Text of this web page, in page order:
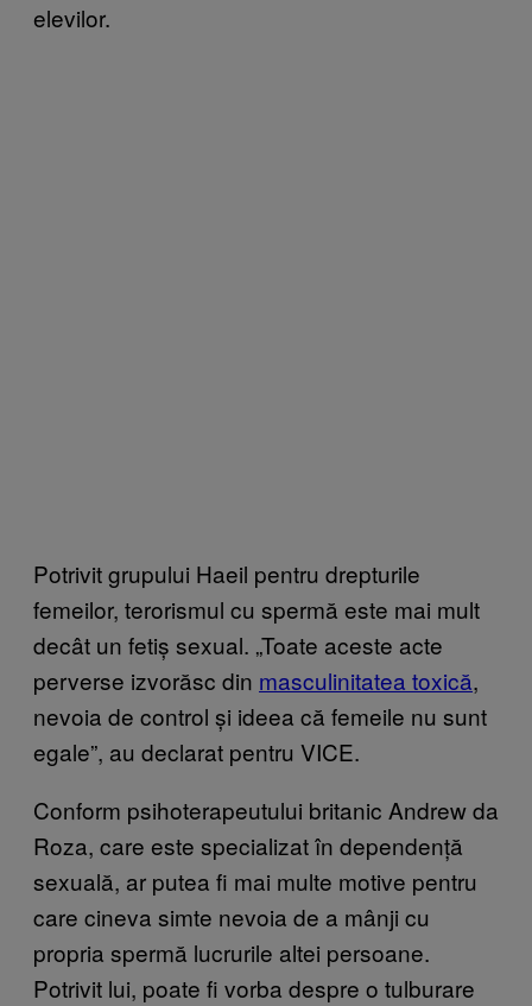
elevilor.
Potrivit grupului Haeil pentru drepturile
femeilor, terorismul cu spermă este mai mult
decât un fetiș sexual. „Toate aceste acte
perverse izvorăsc din masculinitatea toxică,
nevoia de control și ideea că femeile nu sunt
egale”, au declarat pentru VICE.
Conform psihoterapeutului britanic Andrew da
Roza, care este specializat în dependență
sexuală, ar putea fi mai multe motive pentru
care cineva simte nevoia de a mânji cu
propria spermă lucrurile altei persoane.
Potrivit lui, poate fi vorba despre o tulburare